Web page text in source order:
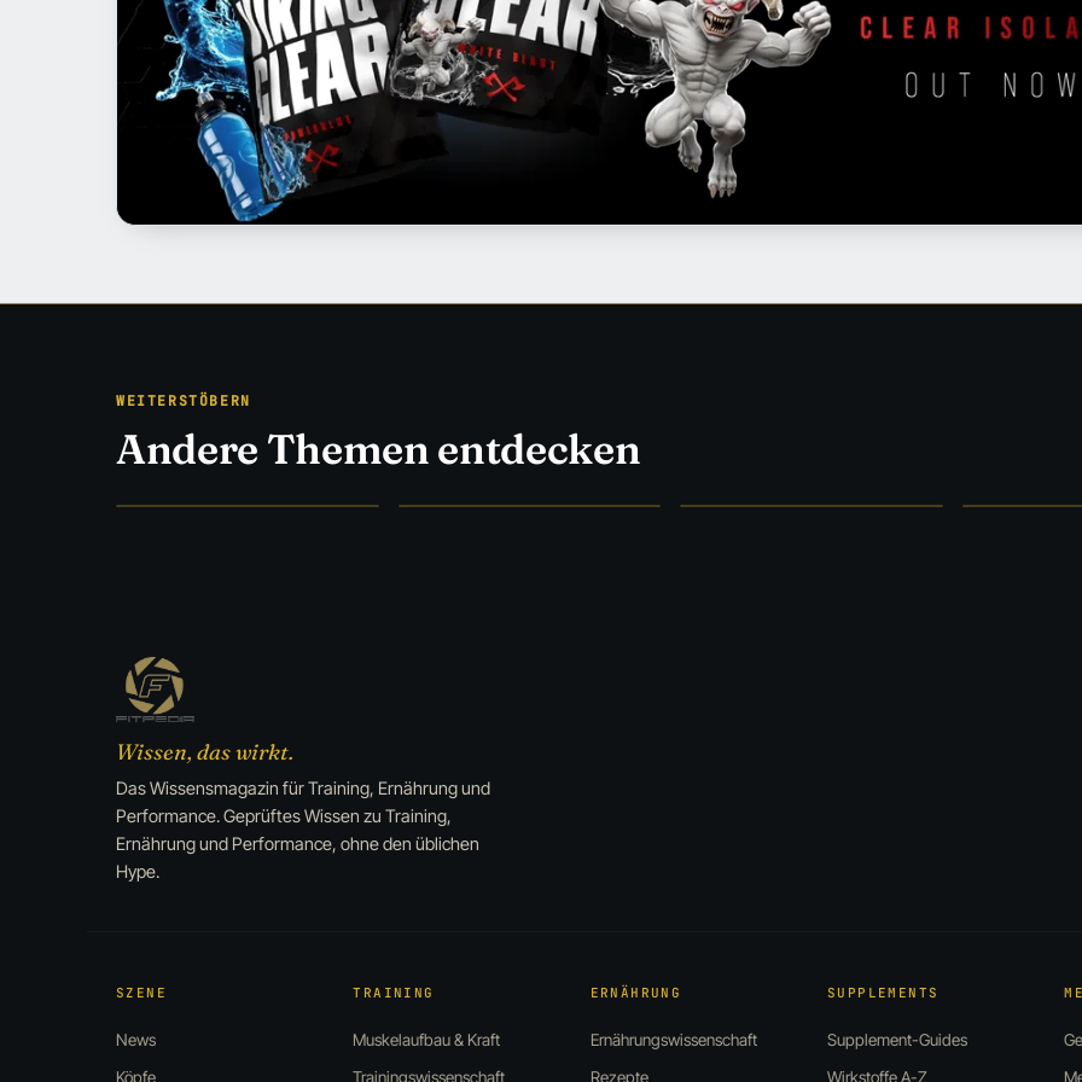
WEITERSTÖBERN
Andere Themen entdecken
EISEN & EVIDENZ STUDIEN STATT HYPE
Wissen, das wirkt.
Das Wissensmagazin für Training, Ernährung und
Performance. Geprüftes Wissen zu Training,
Ernährung und Performance, ohne den üblichen
Hype.
SZENE
News
Köpfe
TRAINING
Muskelaufbau & Kraft
Trainingswissenschaft
ERNÄHRUNG
Ernährungswissenschaft
Rezepte
SUPPLEMENTS
Supplement-Guides
Wirkstoffe A-Z